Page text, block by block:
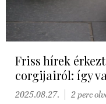
Friss hírek
corgijairól: így
2025.08.27. 2 perc